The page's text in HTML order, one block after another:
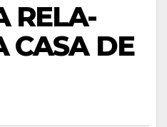
RELA-
CASA DE